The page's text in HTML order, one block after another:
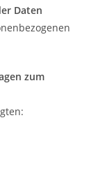
Daten
zum